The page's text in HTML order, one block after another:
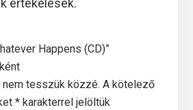
értékelések.
Happens (CD)”
tesszük közzé. A kötelező
*karakterrel jelöltük